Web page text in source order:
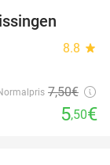
8.8 star
7,50€
5,50€